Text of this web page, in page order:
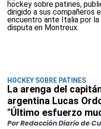
HOCKEY SOBRE PATINES
La arenga del
argentina Lucas
"Último esfuerzo
Por Redacción Diario de